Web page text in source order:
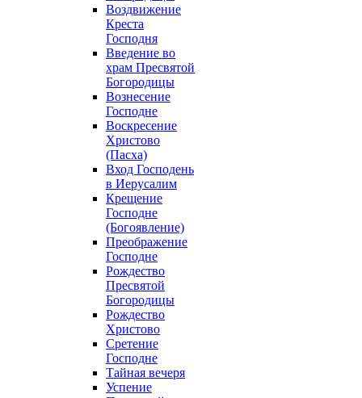
Воздвижение
Креста
Господня
Введение во
храм Пресвятой
Богородицы
Вознесение
Господне
Воскресение
Христово
(Пасха)
Вход Господень
в Иерусалим
Крещение
Господне
(Богоявление)
Преображение
Господне
Рождество
Пресвятой
Богородицы
Рождество
Христово
Сретение
Господне
Тайная вечеря
Успение